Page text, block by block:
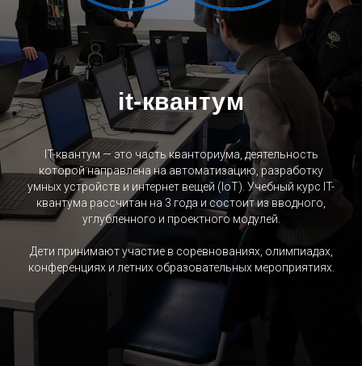
it-квантум
IT-квантум — это часть кванториума, деятельность
которой направлена на автоматизацию, разработку
умных устройств и интернет вещей (IoT). Учебный курс IT-
квантума рассчитан на 3 года и состоит из вводного,
углубленного и проектного модулей.
Дети принимают участие в соревнованиях, олимпиадах,
конференциях и летних образовательных мероприятиях.